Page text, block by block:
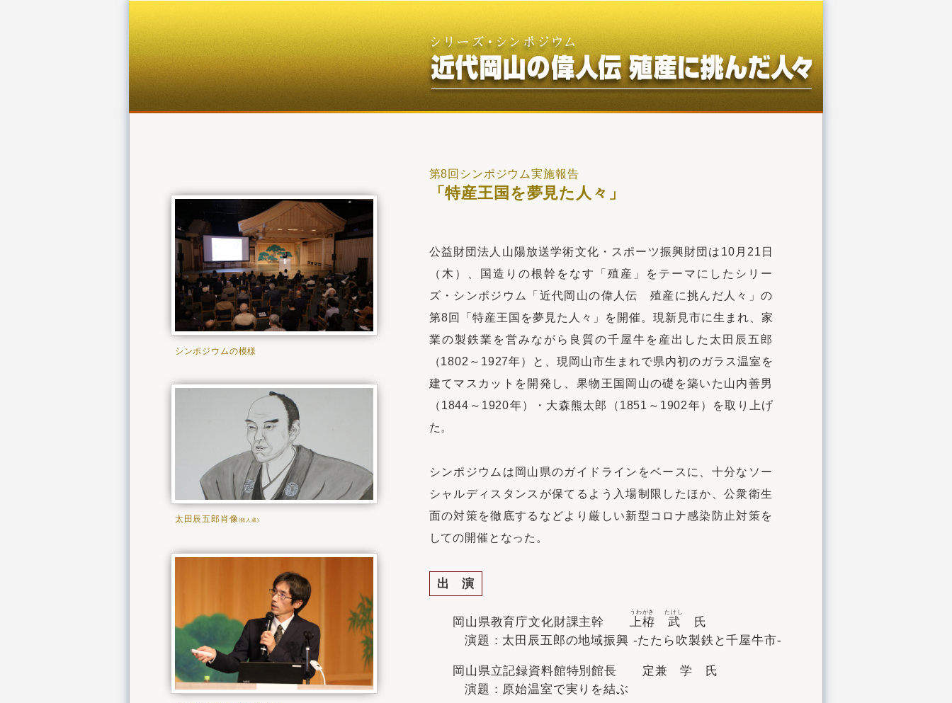
シンポジウムの模様
太田辰五郎肖像 (個人蔵)
第8回シンポジウム実施報告
「特産王国を夢見た人々」
公益財団法人山陽放送学術文化・スポーツ振興財団は10月21日
（木）、国造りの根幹をなす「殖産」をテーマにしたシリー
ズ・シンポジウム「近代岡山の偉人伝 殖産に挑んだ人々」の
第8回「特産王国を夢見た人々」を開催。現新見市に生まれ、家
業の製鉄業を営みながら良質の千屋牛を産出した太田辰五郎
（1802～1927年）と、現岡山市生まれで県内初のガラス温室を
建てマスカットを開発し、果物王国岡山の礎を築いた山内善男
（1844～1920年）・大森熊太郎（1851～1902年）を取り上げ
た。
シンポジウムは岡山県のガイドラインをベースに、十分なソー
シャルディスタンスが保てるよう入場制限したほか、公衆衛生
面の対策を徹底するなどより厳しい新型コロナ感染防止対策を
しての開催となった。
出 演
岡山県教育庁文化財課主幹 上栫
うわがき
武
たけし
氏
演題：太田辰五郎の地域振興 -たたら吹製鉄と千屋牛市-
岡山県立記録資料館特別館長 定兼 学 氏
演題：原始温室で実りを結ぶ